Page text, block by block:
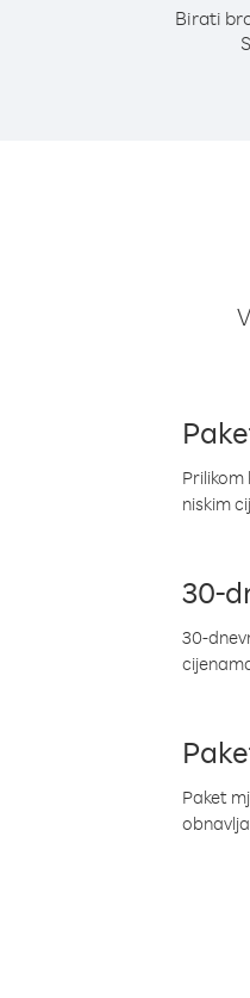
Birati
niskim
30-
30-
Paket